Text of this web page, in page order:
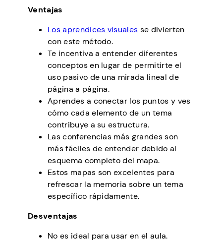
Ventajas
Los aprendices visuales se divierten
con este método.
Te incentiva a entender diferentes
conceptos en lugar de permitirte el
uso pasivo de una mirada lineal de
página a página.
Aprendes a conectar los puntos y ves
cómo cada elemento de un tema
contribuye a su estructura.
Las conferencias más grandes son
más fáciles de entender debido al
esquema completo del mapa.
Estos mapas son excelentes para
refrescar la memoria sobre un tema
específico rápidamente.
Desventajas
No es ideal para usar en el aula.